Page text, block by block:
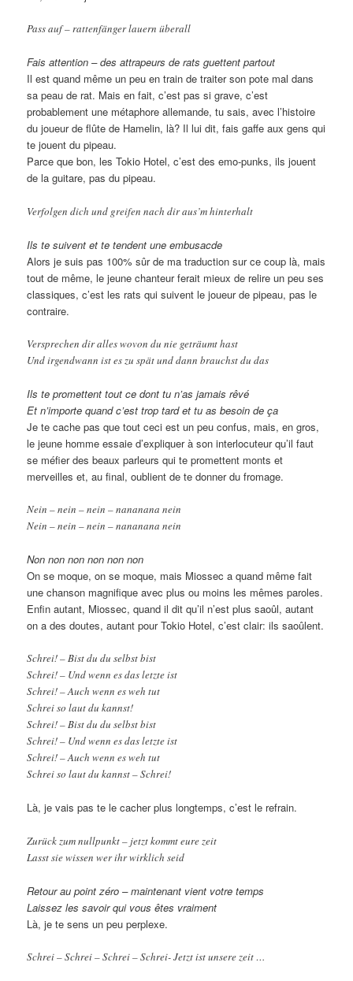
Pass auf – rattenfänger lauern überall
Fais attention – des attrapeurs de rats guettent partout
Il est quand même un peu en train de traiter son pote mal dans
sa peau de rat. Mais en fait, c’est pas si grave, c’est
probablement une métaphore allemande, tu sais, avec l’histoire
du joueur de flûte de Hamelin, là? Il lui dit, fais gaffe aux gens qui
te jouent du pipeau.
Parce que bon, les Tokio Hotel, c’est des emo-punks, ils jouent
de la guitare, pas du pipeau.
Verfolgen dich und greifen nach dir aus’m hinterhalt
Ils te suivent et te tendent une embusacde
Alors je suis pas 100% sûr de ma traduction sur ce coup là, mais
tout de même, le jeune chanteur ferait mieux de relire un peu ses
classiques, c’est les rats qui suivent le joueur de pipeau, pas le
contraire.
Versprechen dir alles wovon du nie geträumt hast
Und irgendwann ist es zu spät und dann brauchst du das
Ils te promettent tout ce dont tu n’as jamais rêvé
Et n’importe quand c’est trop tard et tu as besoin de ça
Je te cache pas que tout ceci est un peu confus, mais, en gros,
le jeune homme essaie d’expliquer à son interlocuteur qu’il faut
se méfier des beaux parleurs qui te promettent monts et
merveilles et, au final, oublient de te donner du fromage.
Nein – nein – nein – nananana nein
Nein – nein – nein – nananana nein
Non non non non non non
On se moque, on se moque, mais Miossec a quand même fait
une chanson magnifique avec plus ou moins les mêmes paroles.
Enfin autant, Miossec, quand il dit qu’il n’est plus saoûl, autant
on a des doutes, autant pour Tokio Hotel, c’est clair: ils saoûlent.
Schrei! – Bist du du selbst bist
Schrei! – Und wenn es das letzte ist
Schrei! – Auch wenn es weh tut
Schrei so laut du kannst!
Schrei! – Bist du du selbst bist
Schrei! – Und wenn es das letzte ist
Schrei! – Auch wenn es weh tut
Schrei so laut du kannst – Schrei!
Là, je vais pas te le cacher plus longtemps, c’est le refrain.
Zurück zum nullpunkt – jetzt kommt eure zeit
Lasst sie wissen wer ihr wirklich seid
Retour au point zéro – maintenant vient votre temps
Laissez les savoir qui vous êtes vraiment
Là, je te sens un peu perplexe.
Schrei – Schrei – Schrei – Schrei- Jetzt ist unsere zeit …